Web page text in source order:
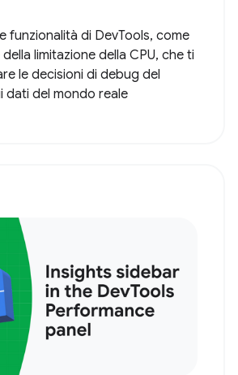
funzionalità di DevTools, come
limitazione della CPU, che ti
le decisioni di debug del
dati del mondo reale